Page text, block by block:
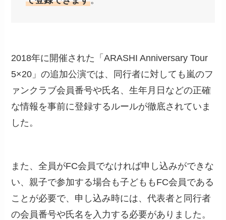
2018年に開催された「ARASHI Anniversary Tour
5×20」の追加公演では、同行者に対しても嵐のフ
ァンクラブ会員番号や氏名、生年月日などの正確
な情報を事前に登録するルールが徹底されていま
した。
また、全員がFC会員でなければ申し込みができな
い、親子で参加する場合も子どももFC会員である
ことが必要で、申し込み時には、代表者と同行者
の会員番号や氏名を入力する必要がありました。